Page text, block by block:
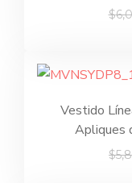
$
Vestido
Apliques
$